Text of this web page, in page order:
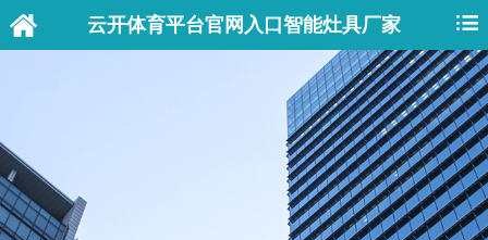
您好！欢迎来到云开体育平台官网入口醇基燃料油气化炉具_甲醇燃料灶具厂家网站
云开体育平台官网入口智能灶具厂家